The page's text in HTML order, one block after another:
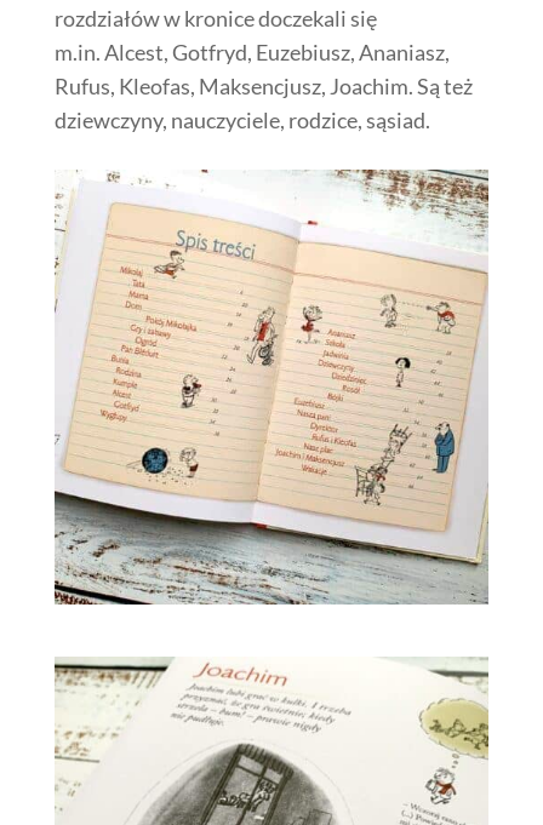
rozdziałów w kronice doczekali się
m.in. Alcest, Gotfryd, Euzebiusz, Ananiasz,
Rufus, Kleofas, Maksencjusz, Joachim. Są też
dziewczyny, nauczyciele, rodzice, sąsiad.